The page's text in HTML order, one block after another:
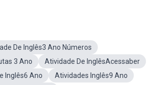
De Inglês3 Ano Números
3 Ano
Atividade De InglêsAcessaber
Inglês6 Ano
Atividades Inglês9 Ano